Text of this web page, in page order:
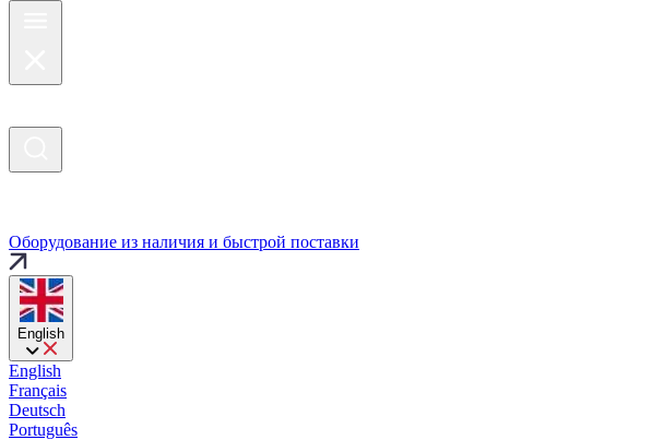
Оборудование из наличия и быстрой поставки
English
English
Français
Deutsch
Português